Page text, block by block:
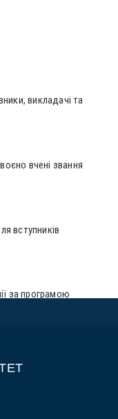
викладачі та
вчені звання
вступників
за програмою